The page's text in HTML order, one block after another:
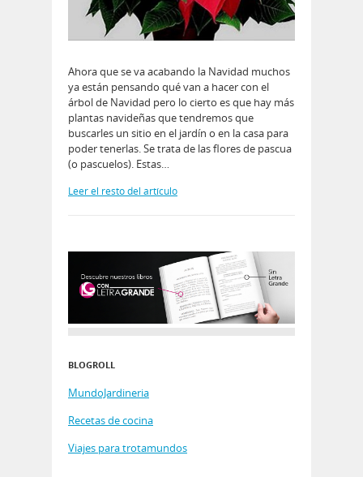
Ahora que se va acabando la Navidad muchos
ya están pensando qué van a hacer con el
árbol de Navidad pero lo cierto es que hay más
plantas navideñas que tendremos que
buscarles un sitio en el jardín o en la casa para
poder tenerlas. Se trata de las flores de pascua
(o pascuelos). Estas…
Leer el resto del artículo
BLOGROLL
MundoJardineria
Recetas de cocina
Viajes para trotamundos